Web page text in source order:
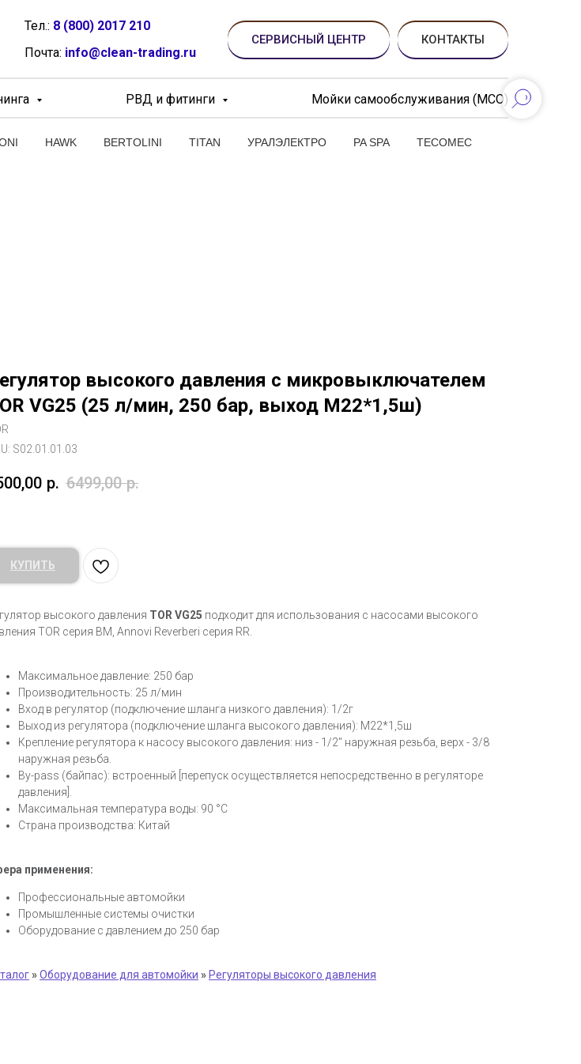
HAWK BERTOLINI TITAN УРАЛЭЛЕКТРО PA SPA TECOMEC
Тел.: 8 (800) 2017 210
Почта: info@clean-trading.ru
СЕРВИСНЫЙ ЦЕНТР КОНТАКТЫ
РВД и фитинги Мойки самообслуживания (МСО)
высокого давления с микровыключателем
VG25 (25 л/мин, 250 бар, выход М22*1,5ш)
S02.01.01.03
р. 6499,00 р.
КУПИТЬ
высокого давления TOR VG25 подходит для использования с насосами высокого
TOR серия BM, Annovi Reverberi серия RR.
Максимальное давление: 250 бар
Производительность: 25 л/мин
Вход в регулятор (подключение шланга низкого давления): 1/2г
Выход из регулятора (подключение шланга высокого давления): М22*1,5ш
Крепление регулятора к насосу высокого давления: низ - 1/2" наружная резьба, верх - 3/8
наружная резьба.
By-pass (байпас): встроенный [перепуск осуществляется непосредственно в регуляторе
давления].
Максимальная температура воды: 90 °C
Страна производства: Китай
применения:
Профессиональные автомойки
Промышленные системы очистки
Оборудование с давлением до 250 бар
»Оборудование для автомойки » Регуляторы высокого давления